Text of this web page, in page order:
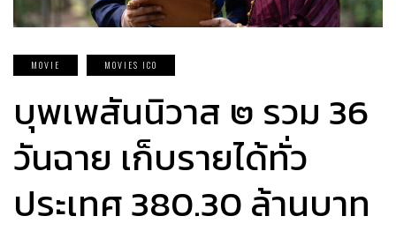
MOVIE MOVIES ICO
บุพเพสันนิวาส ๒ รวม 36
วันฉาย เก็บรายได้ทั่ว
ประเทศ 380.30 ล้านบาท